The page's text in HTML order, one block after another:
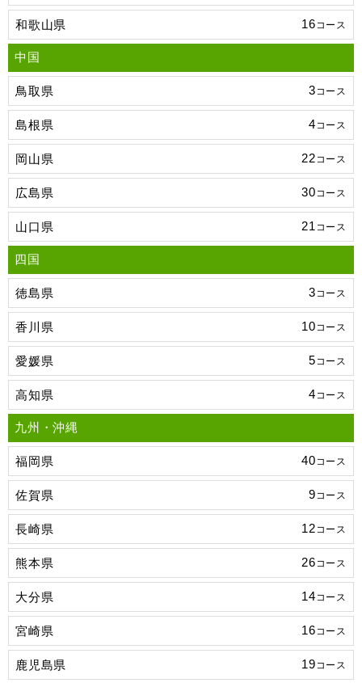
和歌山県 16コース
中国
鳥取県 3コース
島根県 4コース
岡山県 22コース
広島県 30コース
山口県 21 コース
四国
徳島県 3コース
香川県 10コース
愛媛県 5コース
高知県 4コース
九州・沖縄
福岡県 40コース
佐賀県 9コース
長崎県 12コース
熊本県 26コース
大分県 14コース
宮崎県 16コース
鹿児島県 19コース